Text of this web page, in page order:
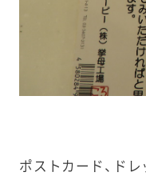
ポストカード、ド